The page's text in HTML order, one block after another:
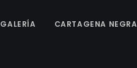
GALERÍA CARTAGENA NEGRA